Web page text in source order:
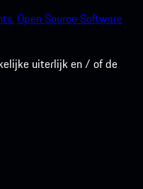
Open Source Software
uiterlijk en / of de